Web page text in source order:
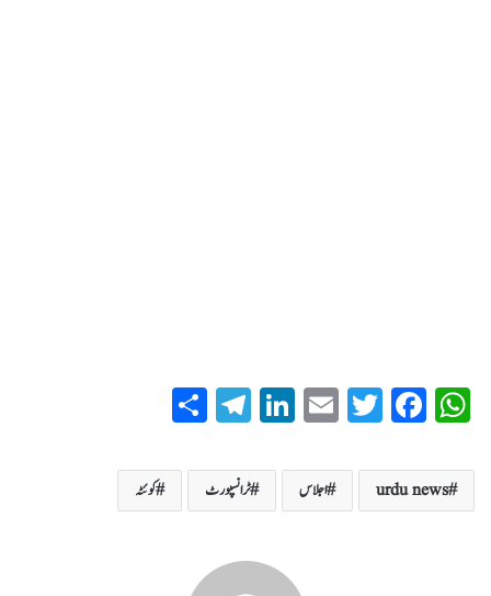
W
ha
ts
A
Fa
ce
bo
ok
T
wi
tte
r
E
m
ail
Li
nk
ed
In
T
el
eg
ra
re urdu news اجلاس ٹرانسپورٹ کوئٹہ